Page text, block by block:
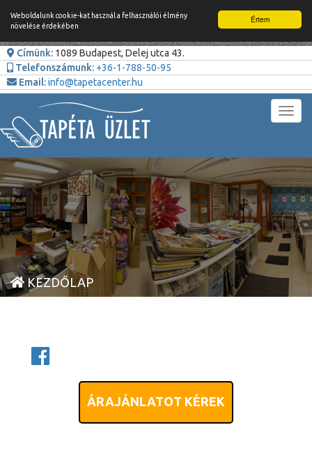
Értem
Weboldalunk cookie-kat használ a felhasználói élmény
növelése érdekében
Címünk: 1089 Budapest, Delej utca 43.
Telefonszámunk: +36-1-788-50-95
Email:info@tapetacenter.hu
KEZDŐLAP
ÁRAJÁNLATOT KÉREK